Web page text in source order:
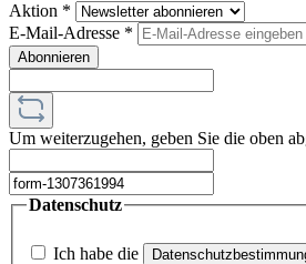
Aktion *
E-Mail-Adresse *
Abonnieren
Um weiterzugehen, geben Sie die oben
Datenschutz
Ich habe die